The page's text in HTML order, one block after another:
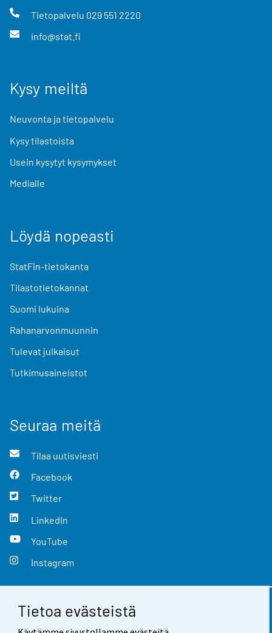
Tietoa evästeistä
Tietopalvelu 029 551 2220
info@stat.fi
Kysy meiltä
Neuvonta ja tietopalvelu
Kysy tilastoista
Usein kysytyt kysymykset
Medialle
Löydä nopeasti
StatFin-tietokanta
Tilastotietokannat
Suomi lukuina
Rahanarvonmuunnin
Tulevat julkaisut
Tutkimusaineistot
Seuraa meitä
Tilaa uutisviesti
Facebook
Twitter
LinkedIn
YouTube
Instagram
Yhteystiedot